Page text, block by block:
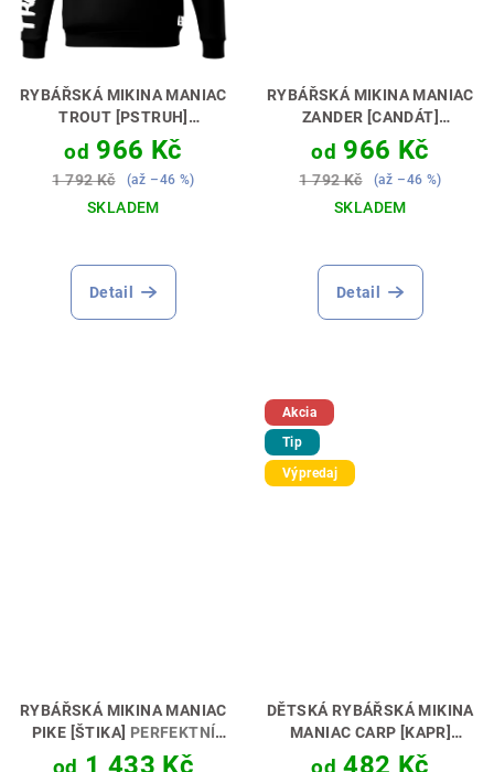
RYBÁŘSKÁ MIKINA MANIAC
TROUT [PSTRUH]
PERFEKTNÍ DÁREK PRO
MUŠKAŘE 🎣🎁
od 966 Kč
1 792 Kč (až –46 %)
SKLADEM
Detail
RYBÁŘSKÁ MIKINA MANIAC
ZANDER [CANDÁT]
PERFEKTNÍ DÁREK PRO
PŘÍVLAČAŘE 🎣🎁
od 966 Kč
1 792 Kč (až –46 %)
SKLADEM
hodnocení
produktu
Detail
RYBÁŘSKÁ MIKINA MANIAC
PIKE [ŠTIKA] PERFEKTNÍ
DÁREK PRO LOVCE 🎯🎁
1 433 Kč
Akcia
Tip
Výpredaj
DĚTSKÁ RYBÁŘSKÁ MIKINA
MANIAC CARP [KAPR]
PERFEKTNÍ DÁREK PRO
482 Kč